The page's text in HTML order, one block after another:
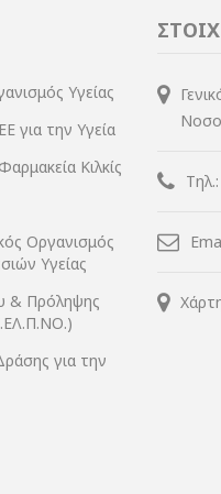
Υγείας
για την Υγεία
Κιλκίς
Οργανισμός
Υγείας
& Πρόληψης
για την
Τηλ.: